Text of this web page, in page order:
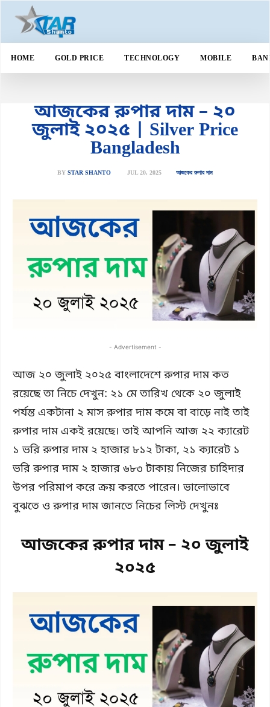
HOME GOLD PRICE TECHNOLOGY MOBILE
আজকের রুপার দাম – ২০
জুলাই ২০২৫ | Silver Price
Bangladesh
BY STAR SHANTO JUL 20, 2025 আজকের রুপার দাম
- Advertisement -
আজ ২০ জুলাই ২০২৫ বাংলাদেশে রুপার দাম কত
রয়েছে তা নিচে দেখুন: ২১ মে তারিখ থেকে ২০ জুলাই
পর্যন্ত একটানা ২ মাস রুপার দাম কমে বা বাড়ে নাই তাই
রুপার দাম একই রয়েছে। তাই আপনি আজ ২২ ক্যারেট
১ ভরি রুপার দাম ২ হাজার ৮১২ টাকা, ২১ ক্যারেট ১
ভরি রুপার দাম ২ হাজার ৬৮৩ টাকায় নিজের চাহিদার
উপর পরিমাপ করে ক্রয় করতে পারেন। ভালোভাবে
বুঝতে ও রুপার দাম জানতে নিচের লিস্ট দেখুনঃ
আজকের রুপার দাম – ২০ জুলাই
২০২৫